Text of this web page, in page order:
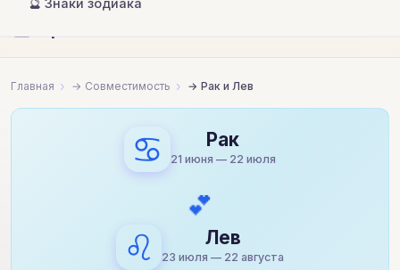
🔮 Знаки зодиака
Главная Совместимость Рак и Лев
♋ Рак
21 июня — 22 июля
💕
♌ Лев
23 июля — 22 августа